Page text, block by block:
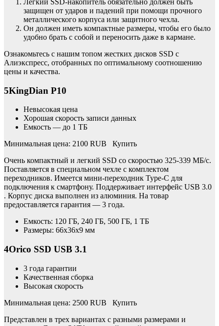
защищен от ударов и падений при помощи прочного
металлического корпуса или защитного чехла.
Он должен иметь компактные размеры, чтобы его было
удобно брать с собой и переносить даже в кармане.
Ознакомьтесь с нашим топом жестких дисков SSD с
Алиэкспресс, отобранных по оптимальному соотношению
цены и качества.
5KingDian P10
Невысокая цена
Хорошая скорость записи данных
Емкость — до 1 ТБ
Минимальная цена: 2100 RUB Купить
Очень компактный и легкий SSD со скоростью 325-339 МБ/с.
Поставляется в специальном чехле с комплектом
переходников. Имеется мини-переходник Type-C для
подключения к смартфону. Поддерживает интерфейс USB 3.0
. Корпус диска выполнен из алюминия. На товар
предоставляется гарантия — 3 года.
Емкость: 120 ГБ, 240 ГБ, 500 ГБ, 1 ТБ
Размеры: 66x36x9 мм
4Orico SSD USB 3.1
3 года гарантии
Качественная сборка
Высокая скорость
Минимальная цена: 2500 RUB Купить
Представлен в трех вариантах с разными размерами и